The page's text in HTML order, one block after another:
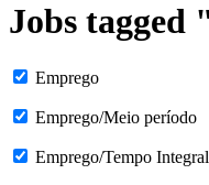
Jobs tagged
Emprego
Emprego/Meio período
Emprego/Tempo Integral